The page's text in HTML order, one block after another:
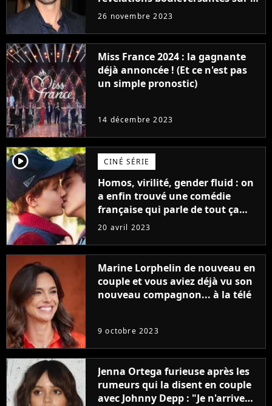
réaction des acteurs de Fast and
26 novembre 2023
Miss France 2024 : la gagnante
déjà annoncée ! (Et ce n'est pas
un simple pronostic)
14 décembre 2023
player2 CINÉ SÉRIE
Homos, virilité, gender fluid : on
a enfin trouvé une comédie
française qui parle de tout ça
sans être super ringarde
20 avril 2023
Marine Lorphelin de nouveau en
couple et vous aviez déjà vu son
nouveau compagnon... à la télé
9 octobre 2023
Jenna Ortega furieuse après les
rumeurs qui la disent en couple
avec Johnny Depp : "Je n'arrive